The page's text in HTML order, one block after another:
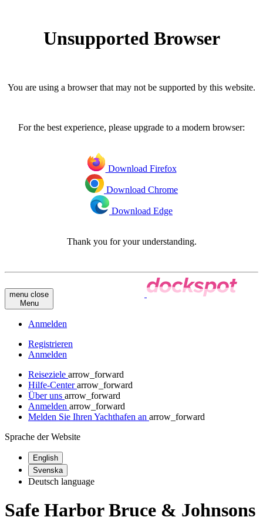
Unsupported Browser
You are using a browser that may not be supported by this website.
For the best experience, please upgrade to a modern browser:
Download Firefox
Download Chrome
Download Edge
Thank you for your understanding.
menu close
Menu
Anmelden
Registrieren
Anmelden
Reiseziele arrow_forward
Hilfe-Centerarrow_forward
Über uns arrow_forward
Anmelden arrow_forward
Melden Sie Ihren Yachthafen an arrow_forward
Sprache der Website
English
Svenska
Deutsch language
Safe Harbor Bruce & Johnsons